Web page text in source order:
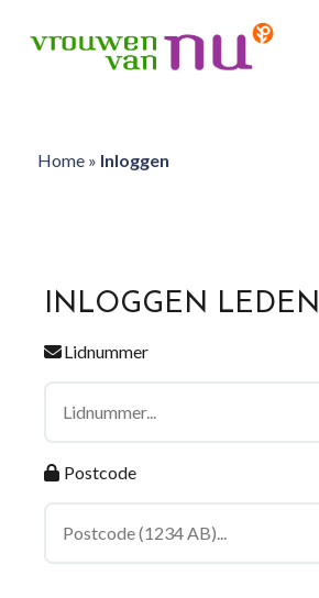
Home» Inloggen
INLOGGEN LEDEN
Lidnummer
Postcode